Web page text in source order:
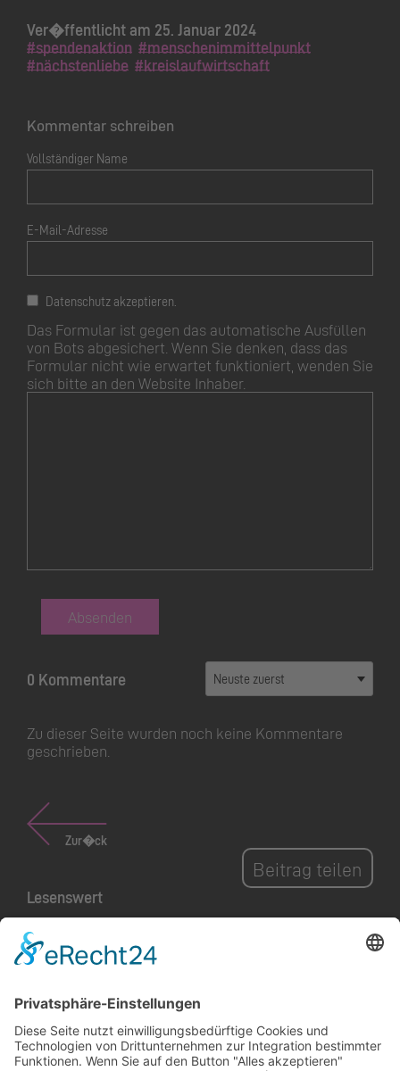
Ver�ffentlicht am 25. Januar 2024
#spendenaktion #menschenimmittelpunkt
#nächstenliebe #kreislaufwirtschaft
Kommentar schreiben
Vollständiger Name
E-Mail-Adresse
Datenschutz akzeptieren.
Das Formular ist gegen das automatische Ausfüllen
von Bots abgesichert. Wenn Sie denken, dass das
Formular nicht wie erwartet funktioniert, wenden Sie
sich bitte an den Website Inhaber.
Absenden
0 Kommentare
Zu dieser Seite wurden noch keine Kommentare
geschrieben.
Zur�ck
Beitrag teilen
Lesenswert
zum Mitmachen
inspirieren